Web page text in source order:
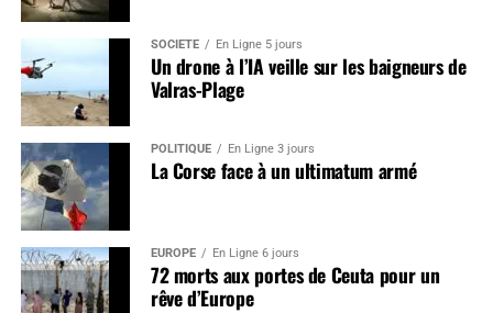
SOCIÉTÉ En Ligne 5 jours
Un drone à l’IA veille sur les baigneurs de
Valras-Plage
POLITIQUE En Ligne 3 jours
La Corse face à un ultimatum armé
EUROPE En Ligne 6 jours
72 morts aux portes de Ceuta pour un
rêve d’Europe